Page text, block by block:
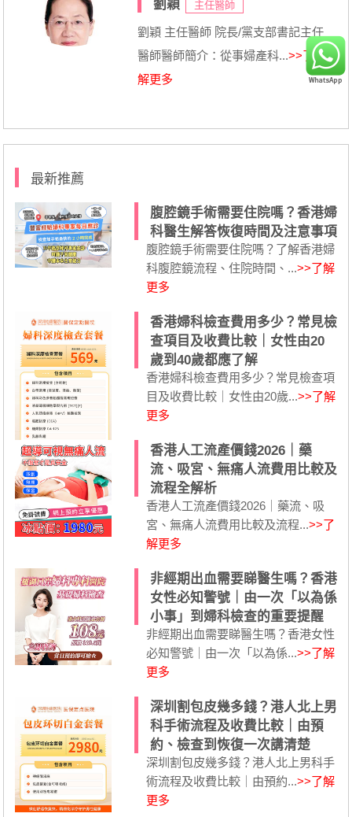
劉穎 主任醫師
劉穎 主任醫師 院長/黨支部書記主任
醫師醫師簡介：從事婦產科...>>了
解更多
最新推薦
腹腔鏡手術需要住院嗎？香港婦
科醫生解答恢復時間及注意事項
腹腔鏡手術需要住院嗎？了解香港婦
科腹腔鏡流程、住院時間、...>>了解
更多
香港婦科檢查費用多少？常見檢
查項目及收費比較｜女性由20
歲到40歲都應了解
香港婦科檢查費用多少？常見檢查項
目及收費比較｜女性由20歲...>>了解
更多
香港人工流產價錢2026｜藥
流、吸宮、無痛人流費用比較及
流程全解析
香港人工流產價錢2026｜藥流、吸
宮、無痛人流費用比較及流程...>>了
解更多
非經期出血需要睇醫生嗎？香港
女性必知警號｜由一次「以為係
小事」到婦科檢查的重要提醒
非經期出血需要睇醫生嗎？香港女性
必知警號｜由一次「以為係...>>了解
更多
深圳割包皮幾多錢？港人北上男
科手術流程及收費比較｜由預
約、檢查到恢復一次講清楚
深圳割包皮幾多錢？港人北上男科手
術流程及收費比較｜由預約...>>了解
更多